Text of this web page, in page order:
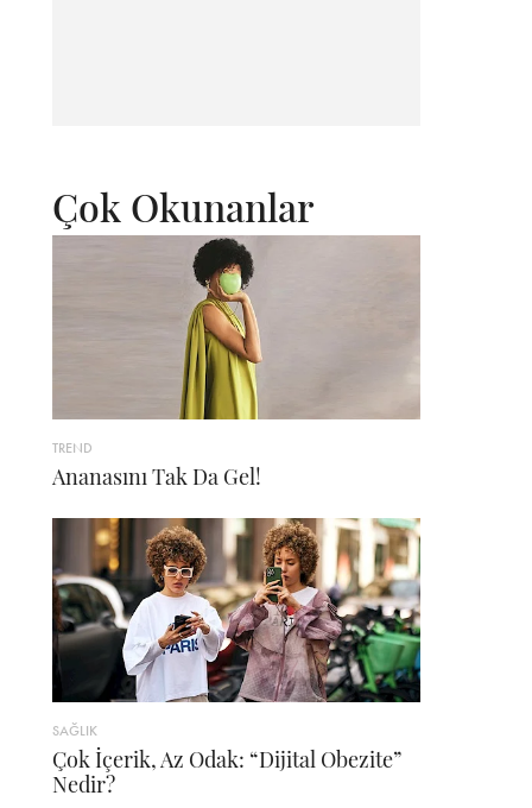
Çok Okunanlar
TREND
Ananasını Tak Da Gel!
SAĞLIK
Çok İçerik, Az Odak: “Dijital Obezite”
Nedir?